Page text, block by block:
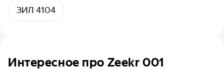
ЗИЛ 4104
Интересное про Zeekr 001